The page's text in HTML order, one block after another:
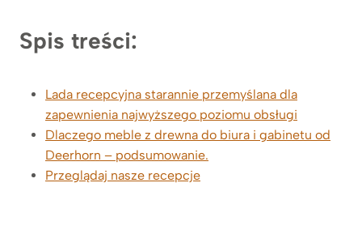
Spis treści:
Lada recepcyjna starannie przemyślana dla
zapewnienia najwyższego poziomu obsługi
Dlaczego meble z drewna do biura i gabinetu od
Deerhorn – podsumowanie.
Przeglądaj nasze recepcje